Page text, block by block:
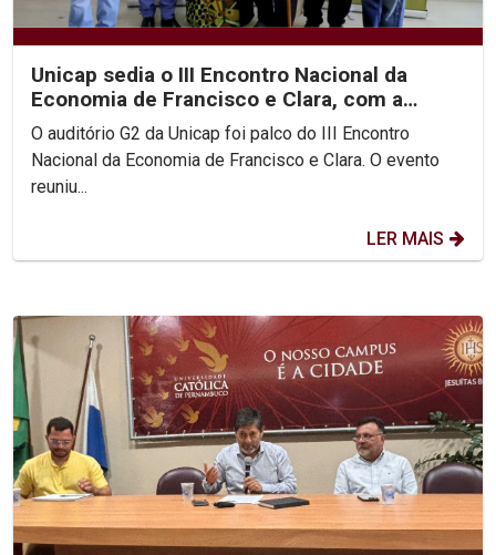
Unicap sedia o III Encontro Nacional da
Economia de Francisco e Clara, com a
participação do Pe....
O auditório G2 da Unicap foi palco do III Encontro
Nacional da Economia de Francisco e Clara. O evento
reuniu...
LER MAIS